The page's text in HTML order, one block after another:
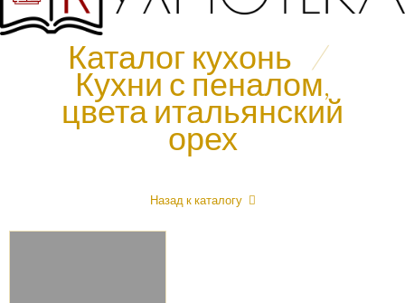
Каталог кухонь /
Кухни с пеналом,
цвета итальянский
орех
Назад к каталогу